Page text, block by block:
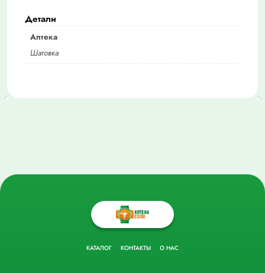
Детали
Аптека
Шатовка
КАТАЛОГ КОНТАКТЫ О НАС